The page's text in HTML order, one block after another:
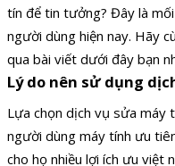
tín để tin tưởng? Đây là
người dùng hiện nay. Hãy
qua bài viết dưới đây bạn
Lý do nên sử dụng
Lựa chọn dịch vụ sửa máy
người dùng máy tính ưu
cho họ nhiều lợi ích ưu việt